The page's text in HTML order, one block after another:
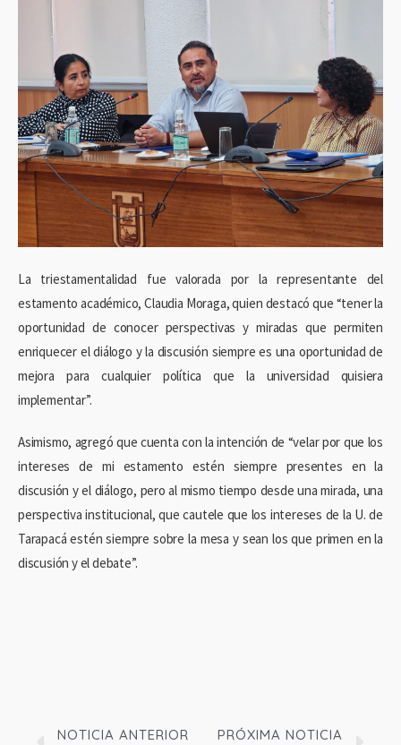
La triestamentalidad fue valorada por la representante del
estamento académico, Claudia Moraga, quien destacó que “tener la
oportunidad de conocer perspectivas y miradas que permiten
enriquecer el diálogo y la discusión siempre es una oportunidad de
mejora para cualquier política que la universidad quisiera
implementar”.
Asimismo, agregó que cuenta con la intención de “velar por que los
intereses de mi estamento estén siempre presentes en la
discusión y el diálogo, pero al mismo tiempo desde una mirada, una
perspectiva institucional, que cautele que los intereses de la U. de
Tarapacá estén siempre sobre la mesa y sean los que primen en la
discusión y el debate”.
NOTICIA ANTERIOR PRÓXIMA NOTICIA